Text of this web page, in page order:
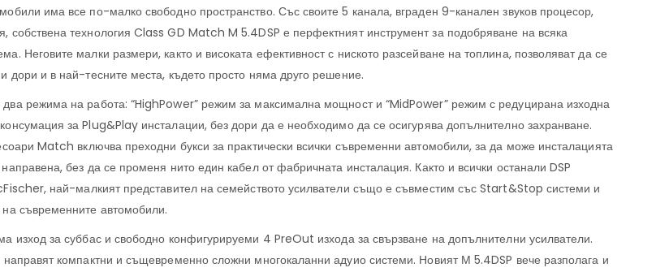
има все по-малко свободно пространство. Със своите 5 канала, вграден 9-канален звуков процесор,
собствена технология Class GD Match M 5.4DSP е перфектният инструмент за подобряване на всяка
Неговите малки размери, както и високата ефективност с ниското разсейване на топлина, позволяват да се
дори и в най-тесните места, където просто няма друго решение.
режима на работа: “HighPower” режим за максимална мощност и “MidPower” режим с редуцирана изходна
за Plug&Play инсталации, без дори да е необходимо да се осигурява допълнително захранване.
Match включва преходни букси за практически всички съвременни автомобили, за да може инсталацията
без да се променя нито един кабел от фабричната инсталация. Както и всички останали DSP
най-малкият представител на семейството усилватели също е съвместим със Start&Stop системи и
съвременните автомобили.
изход за суббас и свободно конфигурируеми 4 PreOut изхода за свързване на допълнителни усилватели.
направят компактни и същевременно сложни многокаланни адуио системи. Новият М 5.4DSP вече разполага и